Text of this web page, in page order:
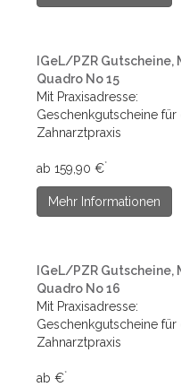
IGeL/PZR Gutscheine,
Quadro No 15
Mit Praxisadresse:
Geschenkgutscheine für
Zahnarztpraxis
ab 159,90 €*
Mehr Informationen
IGeL/PZR Gutscheine,
Quadro No 16
Mit Praxisadresse:
Geschenkgutscheine für
Zahnarztpraxis
ab €*